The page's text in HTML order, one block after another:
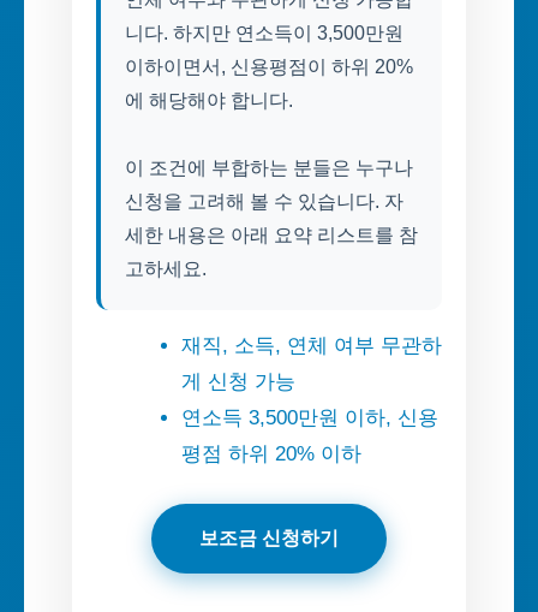
니다. 하지만 연소득이 3,500만원
이하이면서, 신용평점이 하위 20%
에 해당해야 합니다.
이 조건에 부합하는 분들은 누구나
신청을 고려해 볼 수 있습니다. 자
세한 내용은 아래 요약 리스트를 참
고하세요.
재직, 소득, 연체 여부 무관하
게 신청 가능
연소득 3,500만원 이하, 신용
평점 하위 20% 이하
보조금 신청하기